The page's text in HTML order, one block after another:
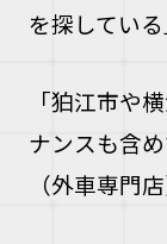
を探している
「狛江市や
ナンスも含
（外車専門